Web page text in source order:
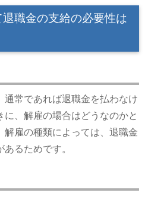
職金の支給の必要性は
通常であれば退職金を払わなけ
に、解雇の場合はどうなのかと
解雇の種類によっては、退職金
るためです。